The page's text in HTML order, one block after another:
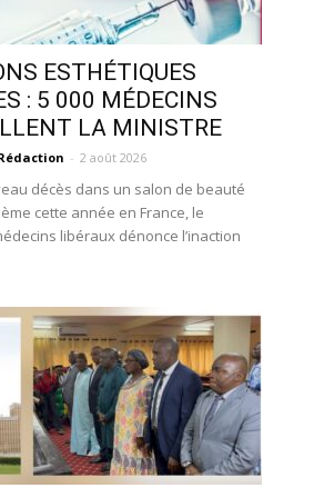
ESTHÉTIQUES
: 5 000 MÉDECINS
LA MINISTRE
- 2 août 2026
décès dans un salon de beauté
cette année en France, le
libéraux dénonce l’inaction